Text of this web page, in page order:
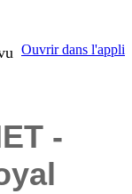
Ouvrir dans l'appli
-